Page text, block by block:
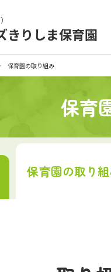
きりしま保育園
保育園の取り組み
保育
保育園の取り